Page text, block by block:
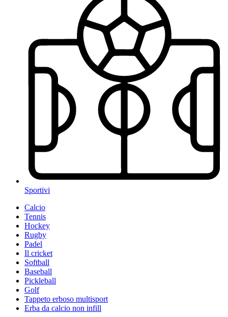
Sportivi
Calcio
Tennis
Hockey
Rugby
Padel
Il cricket
Softball
Baseball
Pickleball
Golf
Tappeto erboso multisport
Erba da calcio non infill